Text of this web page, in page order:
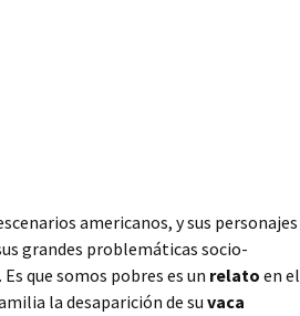
americanos, y sus personajes
grandes problemáticas socio-
que somos pobres es un relato en el
la desaparición de su vaca